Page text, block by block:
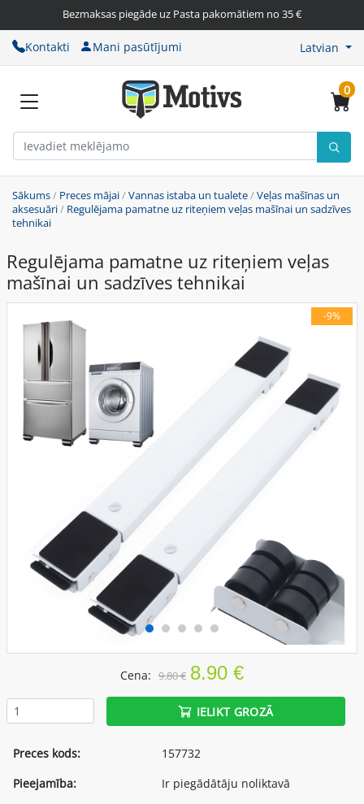
Bezmaksas piegāde uz Pasta pakomātiem no 35 €
Kontakti Mani pasūtījumi Latvian
0
Sākums/ Preces mājai/Vannas istaba un tualete/Veļas mašīnas un
aksesuāri/ Regulējama pamatne uz riteņiem veļas mašīnai un sadzīves
tehnikai
Regulējama pamatne uz riteņiem veļas
mašīnai un sadzīves tehnikai
-9%
Cena: 9.80 € 8.90 €
IELIKT GROZĀ
Preces kods:
157732
Pieejamība:
Ir piegādātāju noliktavā